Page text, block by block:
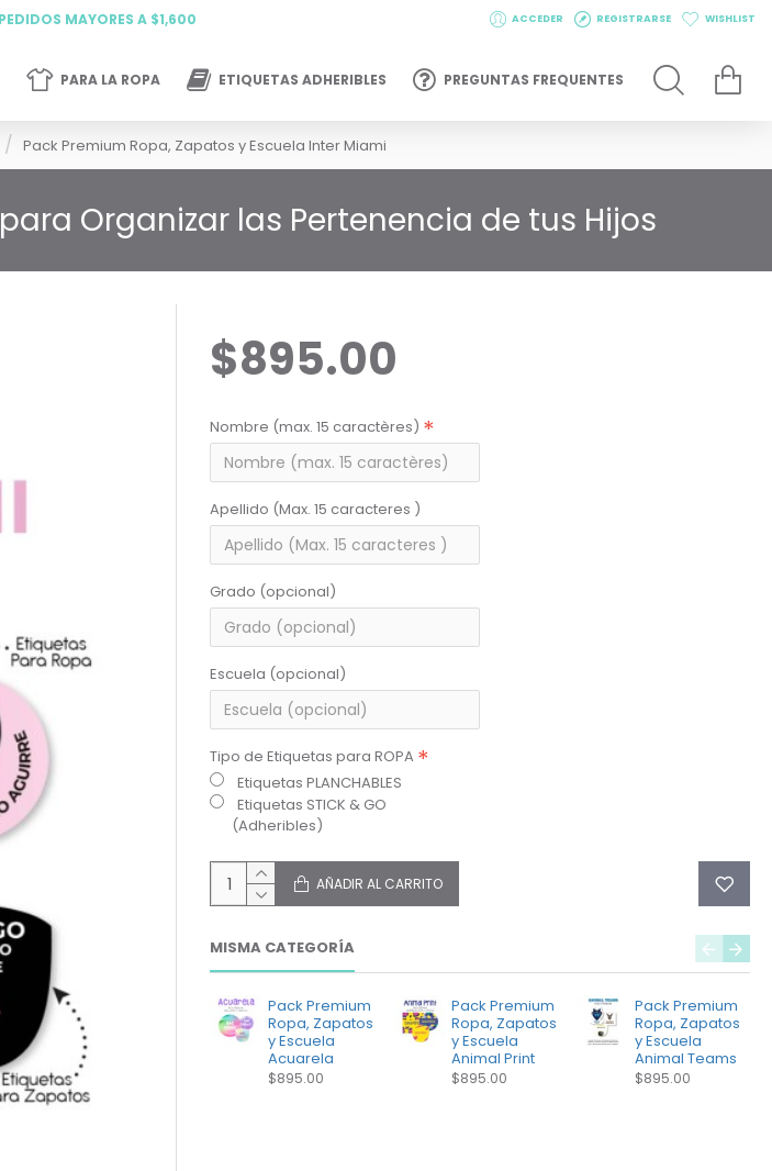
MAYORES A $1,600 ACCEDER REGISTRARSE WISHLIST
PARA LA ROPA ETIQUETAS ADHERIBLES PREGUNTAS FREQUENTES
Pack Premium Ropa, Zapatos y Escuela Inter Miami
Organizar las Pertenencia de tus Hijos
$895.00
Nombre (max. 15 caractères)
Apellido (Max. 15 caracteres )
Grado (opcional)
Escuela (opcional)
Tipo de Etiquetas para ROPA
Etiquetas PLANCHABLES
Etiquetas STICK & GO
(Adheribles)
AÑADIR AL CARRITO
MISMA CATEGORÍA
Pack Premium
Ropa, Zapatos
y Escuela
Acuarela
$895.00
Pack Premium
Ropa, Zapatos
y Escuela
Animal Print
$895.00
Pack Premium
Ropa, Zapatos
y Escuela
Animal Teams
$895.00